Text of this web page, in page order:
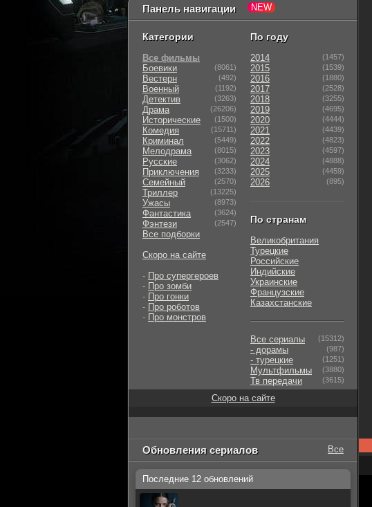
Панель навигации
Категории
Все фильмы
Боевики
(8061)
Вестерн (492)
Военный (1192)
Детектив (3263)
Драма (26206)
Исторические (1500)
Комедия (15711)
Криминал (5449)
Мелодрама (8015)
Русские (3062)
Приключения (3233)
Семейный (2570)
Триллер (13225)
Ужасы (8973)
Фантастика (3624)
Фэнтези (2547)
Все подборки
Скоро на сайте
- Про супергероев
- Про зомби
- Про гонки
- Про роботов
- Про монстров
По году
2014 (1457)
2015 (1539)
2016 (1880)
2017 (2528)
2018 (3255)
2019 (4695)
2020 (4444)
2021 (4439)
2022 (4823)
2023 (4597)
2024 (4888)
2025 (4459)
2026 (895)
По странам
Великобритания
Турецкие
Российские
Индийские
Украинские
Французские
Казахстанские
Все сериалы (15312)
- дорамы (987)
- турецкие (1251)
Мультфильмы (3880)
Тв передачи (3615)
Скоро на сайте
Обновления сериалов Все
Последние 12 обновлений